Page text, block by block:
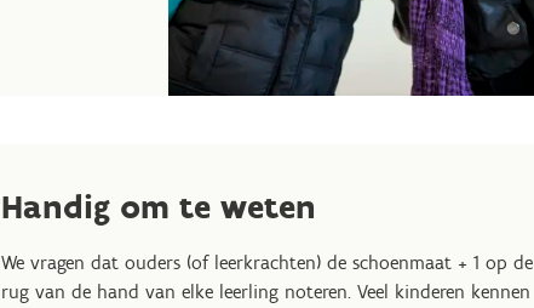
Handig om te weten
We vragen dat ouders (of leerkrachten) de schoenmaat + 1 op de
rug van de hand van elke leerling noteren. Veel kinderen kennen